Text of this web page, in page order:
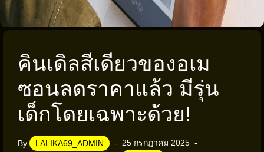
คินเดิลสีเดียวของอเม
ซอนลดราคาแล้ว มีรุ่น
เด็กโดยเฉพาะด้วย!
By LALIKA69_ADMIN
25 กรกฎาคม 2025